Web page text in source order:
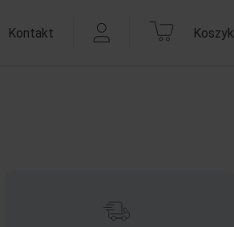
Kontakt Koszyk